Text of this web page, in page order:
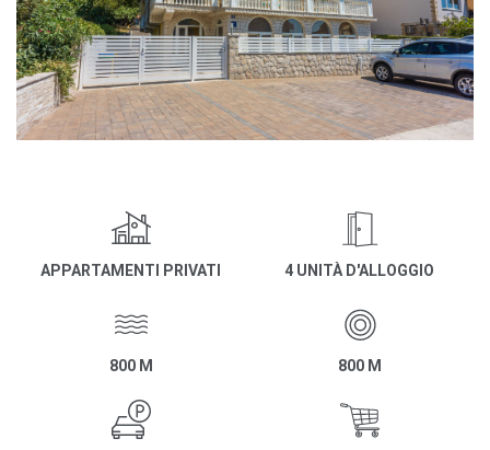
APPARTAMENTI PRIVATI 4 UNITÀ D'ALLOGGIO
800 M 800 M